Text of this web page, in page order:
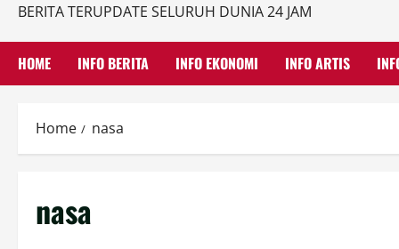
BERITA TERUPDATE SELURUH DUNIA 24 JAM
HOME INFO BERITA INFO EKONOMI INFO ARTIS
Home nasa
nasa